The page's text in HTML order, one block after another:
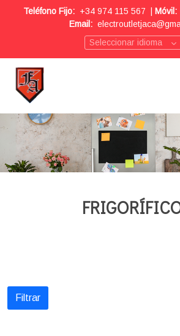
Teléfono Fijo: +34 974 115 567 Móvil:
Email:
Seleccionar idioma
Filtrar